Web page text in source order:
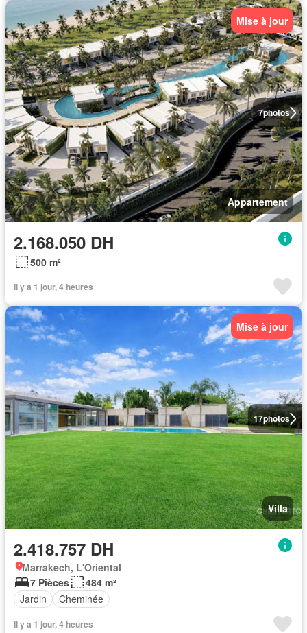
7photos
Mise à jour
Appartement
2.168.050 DH
500 m²
Il y a 1 jour, 4 heures
17photos
Mise à jour
Villa
2.418.757 DH
Marrakech, L'Oriental
7 Pièces
484 m²
Jardin
Cheminée
Il y a 1 jour, 4 heures